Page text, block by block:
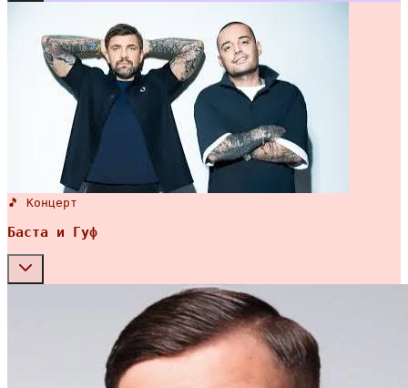
🎵 Концерт
Баста и Гуф